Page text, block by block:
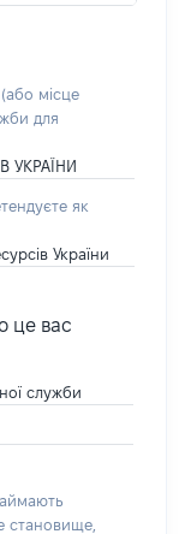
(або місце
для
УКРАЇНИ
як
України
це вас
служби
становище,